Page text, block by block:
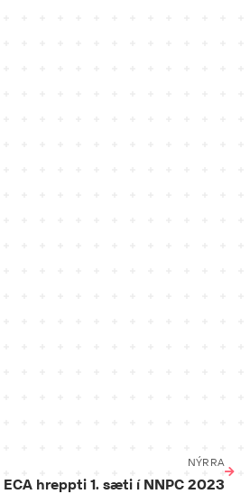
NÝRRA
hreppti 1. sæti í NNPC 2023